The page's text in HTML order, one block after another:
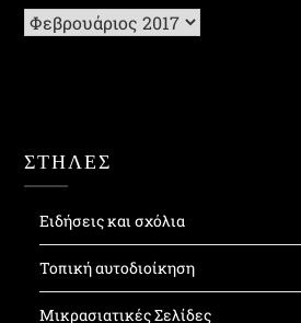
Ιστορικό
ΣΤΗΛΕΣ
Ειδήσεις και σχόλια
Τοπική αυτοδιοίκηση
Μικρασιατικές Σελίδες